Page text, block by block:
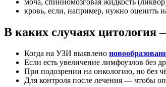
кровь, если, например, нужно оценить
В каких случаях цитология
Когда на УЗИ выявлено
Если есть увеличение лимфоузлов без
При подозрении на онкологию, но без
Для контроля после лечения — чтобы